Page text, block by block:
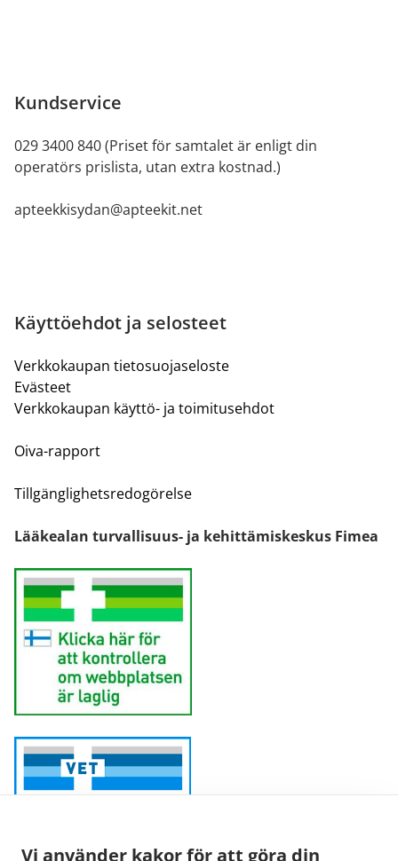
Vi använder kakor för att göra din
Kundservice
029 3400 840 (Priset för samtalet är enligt din
operatörs prislista, utan extra kostnad.)
apteekkisydan@apteekit.net
Käyttöehdot ja selosteet
Verkkokaupan tietosuojaseloste
Evästeet
Verkkokaupan käyttö- ja toimitusehdot
Oiva-rapport
Tillgänglighetsredogörelse
Lääkealan turvallisuus- ja kehittämiskeskus Fimea